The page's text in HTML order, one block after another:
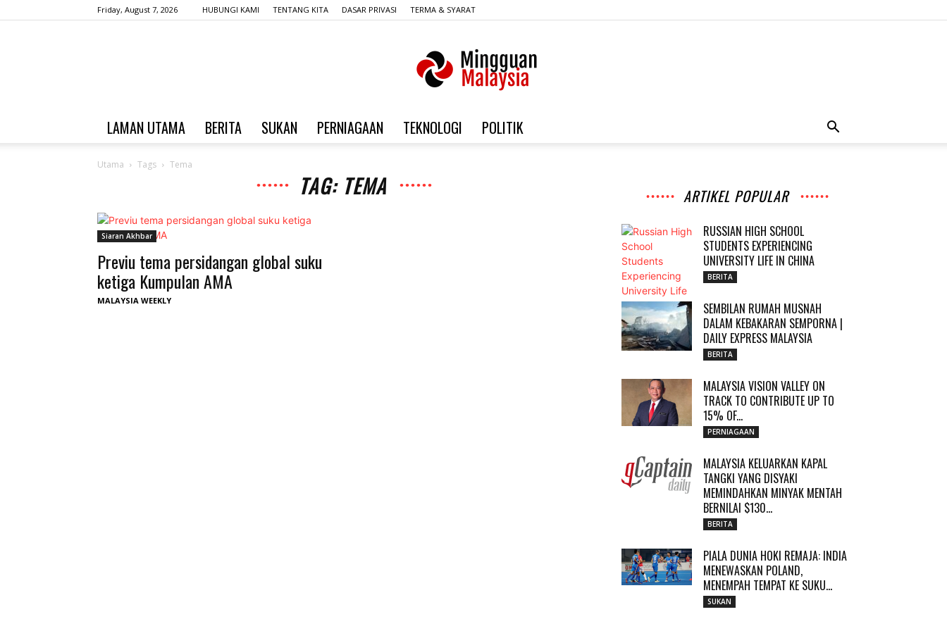
Friday, August 7, 2026 HUBUNGI KAMI TENTANG KITA DASAR PRIVASI TERMA & SYARAT
Mingguan
LAMAN UTAMA BERITA SUKAN PERNIAGAAN TEKNOLOGI POLITIK
Utama Tags Tema
TAG: TEMA
Siaran Akhbar
Previu tema persidangan global suku
ketiga Kumpulan AMA
MALAYSIA WEEKLY
ARTIKEL POPULAR
RUSSIAN HIGH SCHOOL
STUDENTS EXPERIENCING
UNIVERSITY LIFE IN CHINA
BERITA
SEMBILAN RUMAH MUSNAH
DALAM KEBAKARAN SEMPORNA |
DAILY EXPRESS MALAYSIA
BERITA
MALAYSIA VISION VALLEY ON
TRACK TO CONTRIBUTE UP TO
15% OF...
PERNIAGAAN
MALAYSIA KELUARKAN KAPAL
TANGKI YANG DISYAKI
MEMINDAHKAN MINYAK MENTAH
BERNILAI $130...
BERITA
PIALA DUNIA HOKI REMAJA: INDIA
MENEWASKAN POLAND,
MENEMPAH TEMPAT KE SUKU...
SUKAN